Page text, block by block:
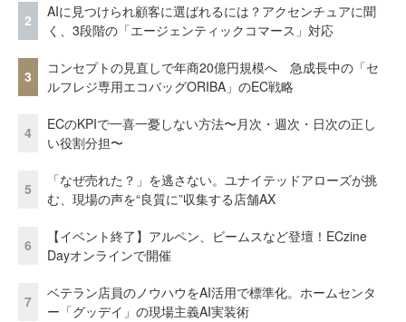
2
AIに見つけられ顧客に選ばれるには？アクセンチュアに聞
く、3段階の「エージェンティックコマース」対応
3
コンセプトの見直しで年商20億円規模へ 急成長中の「セ
ルフレジ専用エコバッグORIBA」のEC戦略
4
ECのKPIで一喜一憂しない方法〜月次・週次・日次の正し
い役割分担〜
5
「なぜ売れた？」を逃さない。ユナイテッドアローズが挑
む、現場の声を“良質に”収集する店舗AX
6
【イベント終了】アルペン、ビームスなど登壇！ECzine
Dayオンラインで開催
7
ベテラン店員のノウハウをAI活用で標準化。ホームセンタ
ー「グッデイ」の現場主義AI実装術